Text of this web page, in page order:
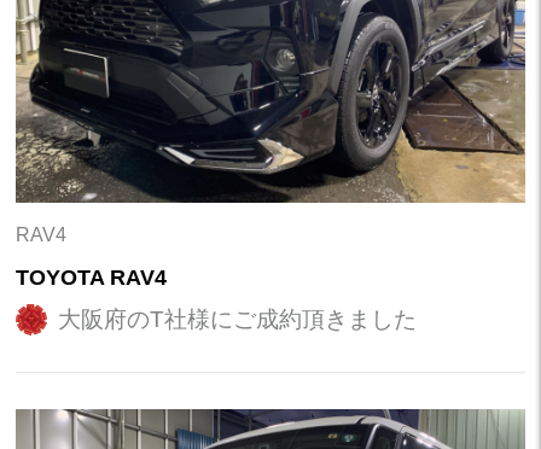
RAV4
TOYOTA RAV4
大阪府のT社様にご成約頂きました